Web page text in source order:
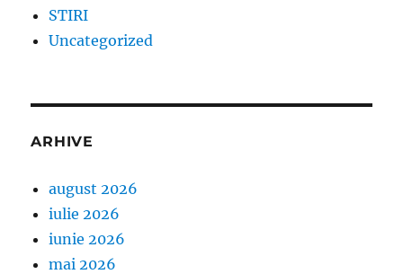
STIRI
Uncategorized
ARHIVE
august 2026
iulie 2026
iunie 2026
mai 2026